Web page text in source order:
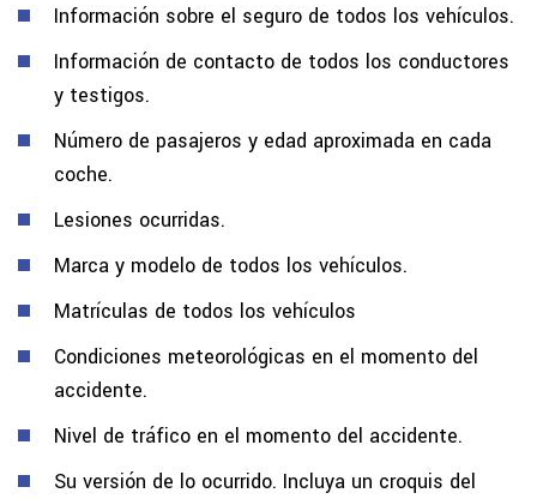
Información sobre el seguro de todos los vehículos.
Información de contacto de todos los conductores
y testigos.
Número de pasajeros y edad aproximada en cada
coche.
Lesiones ocurridas.
Marca y modelo de todos los vehículos.
Matrículas de todos los vehículos
Condiciones meteorológicas en el momento del
accidente.
Nivel de tráfico en el momento del accidente.
Su versión de lo ocurrido. Incluya un croquis del